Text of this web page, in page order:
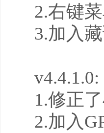
2.右键
3.加入
v4.4.1.0:
1.修正
2.加入